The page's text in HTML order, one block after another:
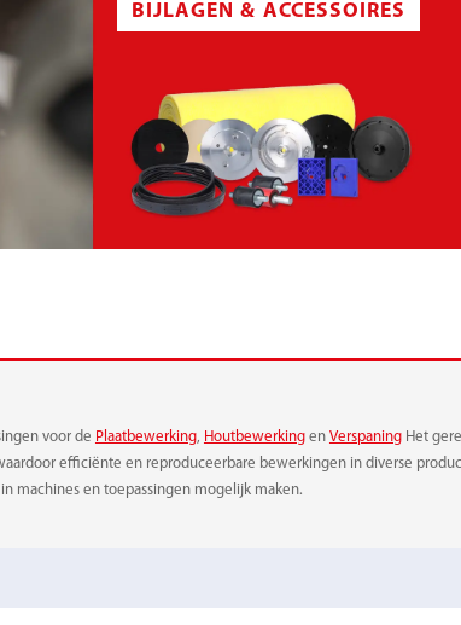
BIJLAGEN & ACCESSOIRES
voor de Plaatbewerking, Houtbewerkingen VerspaningHet
efficiënte en reproduceerbare bewerkingen in diverse
machines en toepassingen mogelijk maken.